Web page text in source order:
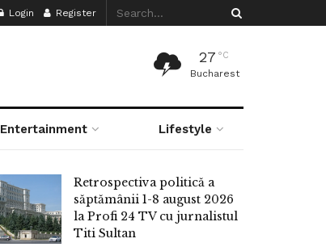
Login Register
27 °C
Bucharest
Entertainment Lifestyle
Retrospectiva politică a
săptămânii 1-8 august 2026
la Profi 24 TV cu jurnalistul
Titi Sultan